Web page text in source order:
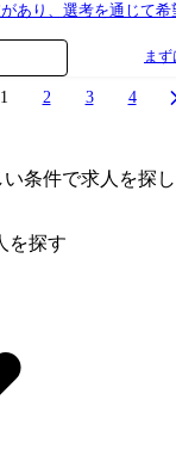
あり、選考を通じて
ます。希望があれば、
きるようにすることで
ざまな業務領域の課題
約書をはじめとする取引
管理サービス ・デー
大きな技術課題・組織
で届けるための技術戦
ます。 新機能開発か
ま
1 2 3 4
条件で求人を探
を探す